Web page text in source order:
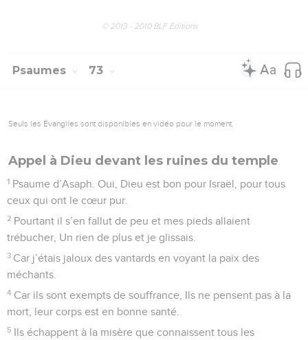
© 2013 - 2010 BLF Editions
Psaumes 73
Seuls les Évangiles sont disponibles en vidéo pour le moment.
Appel à Dieu devant les ruines du temple
1 Psaume d’Asaph. Oui, Dieu est bon pour Israël, pour tous
ceux qui ont le cœur pur.
2 Pourtant il s’en fallut de peu et mes pieds allaient
trébucher, Un rien de plus et je glissais.
3 Car j’étais jaloux des vantards en voyant la paix des
méchants.
4 Car ils sont exempts de souffrance, Ils ne pensent pas à la
mort, leur corps est en bonne santé.
5 Ils échappent à la misère que connaissent tous les